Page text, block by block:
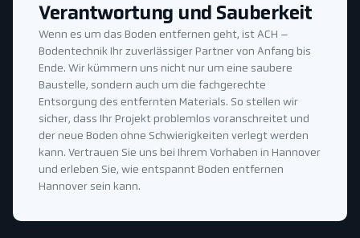
Verantwortung und Sauberkeit
Wenn es um das Boden entfernen geht, ist ACH –
Bodentechnik Ihr zuverlässiger Partner von Anfang bis
Ende. Wir kümmern uns nicht nur um eine saubere
Baustelle, sondern auch um die fachgerechte
Entsorgung des entfernten Materials. So stellen wir
sicher, dass Ihr Projekt problemlos voranschreitet und
der neue Boden ohne Schwierigkeiten verlegt werden
kann. Vertrauen Sie uns bei Ihrem Vorhaben in Hannover
und erleben Sie, wie entspannt Boden entfernen
Hannover sein kann.